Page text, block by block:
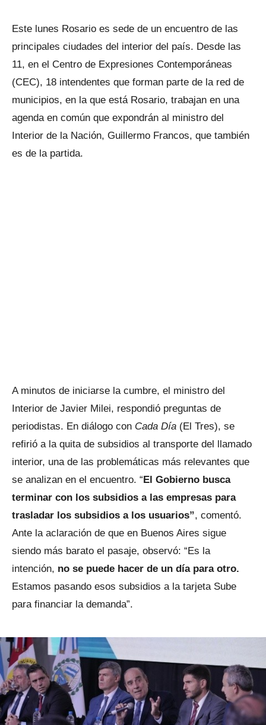
Este lunes Rosario es sede de un encuentro de las
principales ciudades del interior del país. Desde las
11, en el Centro de Expresiones Contemporáneas
(CEC), 18 intendentes que forman parte de la red de
municipios, en la que está Rosario, trabajan en una
agenda en común que expondrán al ministro del
Interior de la Nación, Guillermo Francos, que también
es de la partida.
A minutos de iniciarse la cumbre, el ministro del
Interior de Javier Milei, respondió preguntas de
periodistas. En diálogo con Cada Día (El Tres), se
refirió a la quita de subsidios al transporte del llamado
interior, una de las problemáticas más relevantes que
se analizan en el encuentro. “El Gobierno busca
terminar con los subsidios a las empresas para
trasladar los subsidios a los usuarios”, comentó.
Ante la aclaración de que en Buenos Aires sigue
siendo más barato el pasaje, observó: “Es la
intención, no se puede hacer de un día para otro.
Estamos pasando esos subsidios a la tarjeta Sube
para financiar la demanda”.